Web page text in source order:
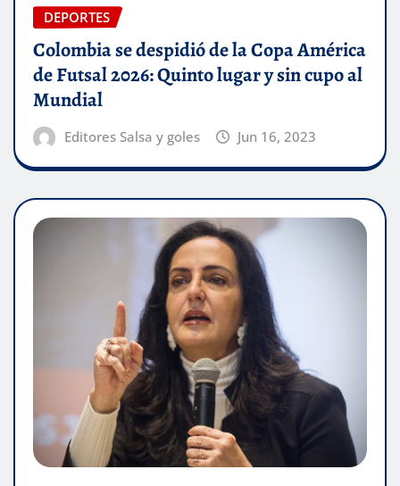
DEPORTES
Colombia se despidió de la Copa América
de Futsal 2026: Quinto lugar y sin cupo al
Mundial
Editores Salsa y goles Jun 16, 2023